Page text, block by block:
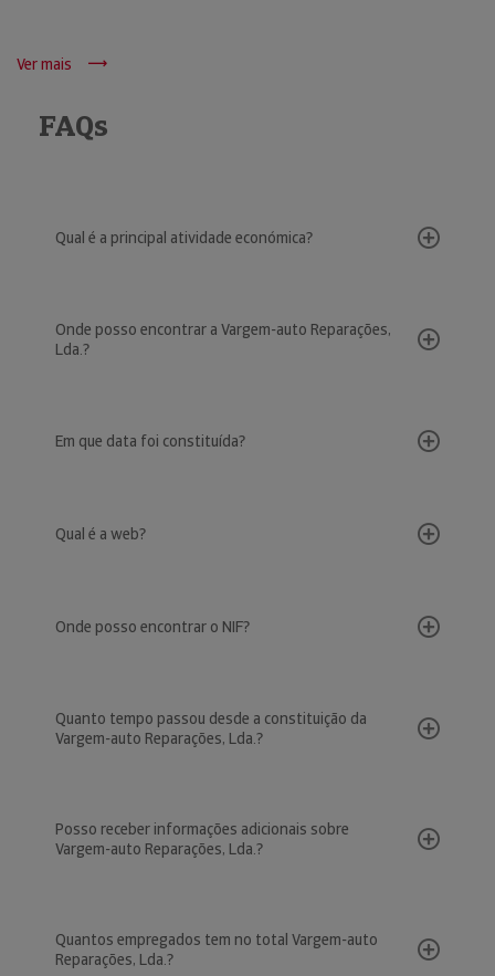
Ver mais
FAQs
Qual é a principal atividade económica?
Onde posso encontrar a Vargem-auto Reparações,
Lda.?
Em que data foi constituída?
Qual é a web?
Onde posso encontrar o NIF?
Quanto tempo passou desde a constituição da
Vargem-auto Reparações, Lda.?
Posso receber informações adicionais sobre
Vargem-auto Reparações, Lda.?
Quantos empregados tem no total Vargem-auto
Reparações, Lda.?